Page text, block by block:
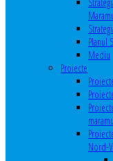
Planul
Mediu
Proiecte
Nord-